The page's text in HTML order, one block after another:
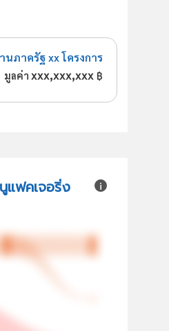
นภาครัฐ xx โครงการ
มูลค่าxxx,xxx,xxx ฿
แฟคเจอริ่ง